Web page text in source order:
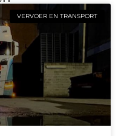
VERVOER EN TRANSPORT